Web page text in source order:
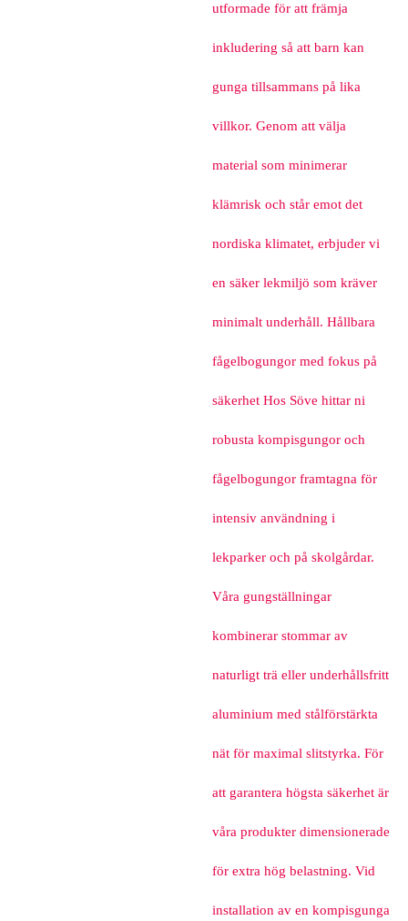
utformade för att främja
inkludering så att barn kan
gunga tillsammans på lika
villkor. Genom att välja
material som minimerar
klämrisk och står emot det
nordiska klimatet, erbjuder vi
en säker lekmiljö som kräver
minimalt underhåll. Hållbara
fågelbogungor med fokus på
säkerhet Hos Söve hittar ni
robusta kompisgungor och
fågelbogungor framtagna för
intensiv användning i
lekparker och på skolgårdar.
Våra gungställningar
kombinerar stommar av
naturligt trä eller underhållsfritt
aluminium med stålförstärkta
nät för maximal slitstyrka. För
att garantera högsta säkerhet är
våra produkter dimensionerade
för extra hög belastning. Vid
installation av en kompisgunga